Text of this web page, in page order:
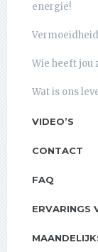
energie!
Wie heeft jou
Wat is ons
VIDEO’S
CONTACT
FAQ
ERVARINGS